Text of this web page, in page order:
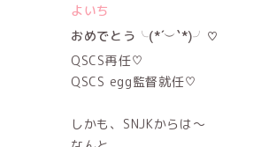
よいち
おめでとう╰(*´︶`*)╯♡
QSCS再任♡
QSCS egg監督就任♡
しかも、SNJKからは〜